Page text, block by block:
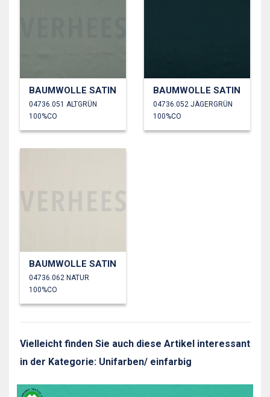
BAUMWOLLE SATIN
04736.051 ALTGRÜN
100%CO
BAUMWOLLE SATIN
04736.052 JÄGERGRÜN
100%CO
BAUMWOLLE SATIN
04736.062 NATUR
100%CO
Vielleicht finden Sie auch diese Artikel interessant
in der Kategorie: Unifarben/ einfarbig